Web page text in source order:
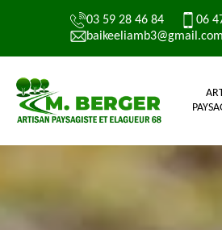
03 59 28 46 84
06
baikeeliamb3@gmail.com